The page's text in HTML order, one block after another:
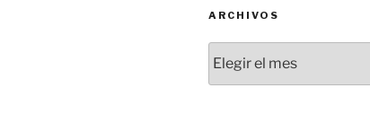
ARCHIVOS